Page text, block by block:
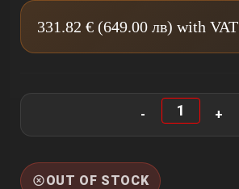
331.82 € (649.00 лв) with VAT
OUT OF STOCK